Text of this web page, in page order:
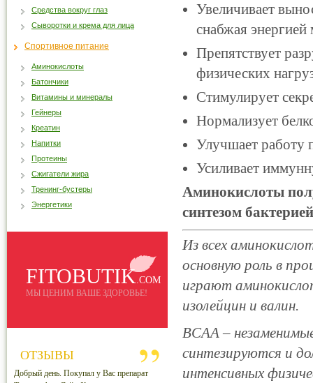
Увеличивает
снабжая
Препятствует
физических
Стимулирует
Нормализует
Улучшает работу
Усиливает
Аминокислоты
синтезом
Из всех
основную роль в
играют
изолейцин и валин.
BCAA –
синтезируются и
интенсивных
Средства вокруг глаз
Сыворотки и крема для лица
Спортивное питание
Аминокислоты
Батончики
Витамины и минералы
Гейнеры
Креатин
Напитки
Протеины
Сжигатели жира
Тренинг-бустеры
Энергетики
FITOBUTIK.COM
МЫ ЦЕНИМ ВАШЕ ЗДОРОВЬЕ!
ОТЗЫВЫ
Добрый день. Покупал у Вас препарат